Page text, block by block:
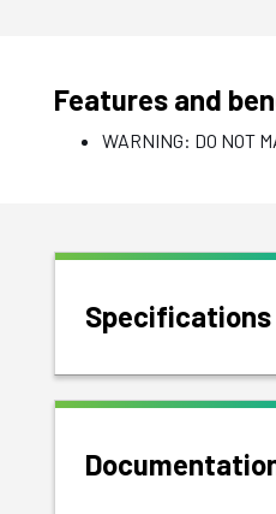
Features and
WARNING: DO NOT
Specifications